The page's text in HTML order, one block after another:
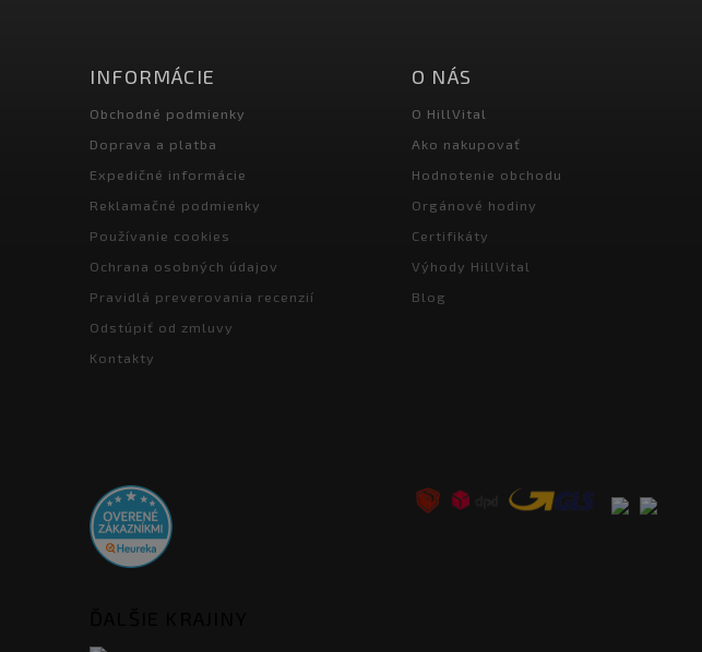
INFORMÁCIE
Obchodné podmienky
Doprava a platba
Expedičné informácie
Reklamačné podmienky
Používanie cookies
Ochrana osobných údajov
Pravidlá preverovania recenzií
Odstúpiť od zmluvy
Kontakty
O NÁS
O HillVital
Ako nakupovať
Hodnotenie obchodu
Orgánové hodiny
Certifikáty
Výhody HillVital
Blog